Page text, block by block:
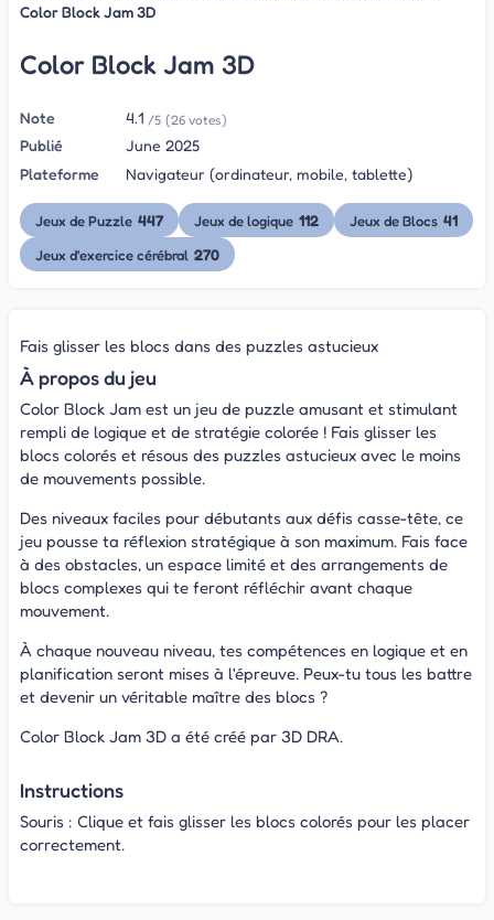
Color Block Jam 3D
Color Block Jam 3D
Note 4.1 /5 (26 votes)
Publié
June 2025
Plateforme
Navigateur (ordinateur, mobile, tablette)
Jeux de Puzzle 447 Jeux de logique 112 Jeux de Blocs 41
Jeux d'exercice cérébral 270
Fais glisser les blocs dans des puzzles astucieux
À propos du jeu
Color Block Jam est un jeu de puzzle amusant et stimulant
rempli de logique et de stratégie colorée ! Fais glisser les
blocs colorés et résous des puzzles astucieux avec le moins
de mouvements possible.
Des niveaux faciles pour débutants aux défis casse-tête, ce
jeu pousse ta réflexion stratégique à son maximum. Fais face
à des obstacles, un espace limité et des arrangements de
blocs complexes qui te feront réfléchir avant chaque
mouvement.
À chaque nouveau niveau, tes compétences en logique et en
planification seront mises à l'épreuve. Peux-tu tous les battre
et devenir un véritable maître des blocs ?
Color Block Jam 3D a été créé par 3D DRA.
Instructions
Souris : Clique et fais glisser les blocs colorés pour les placer
correctement.